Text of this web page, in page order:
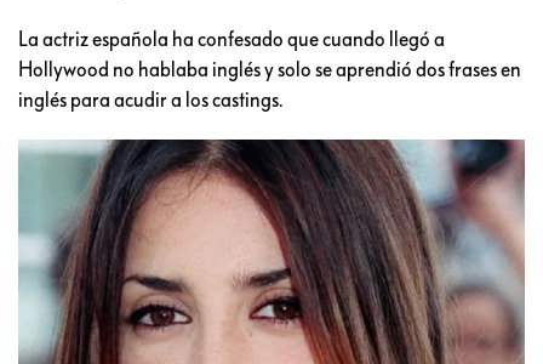
La actriz española ha confesado que cuando llegó a
Hollywood no hablaba inglés y solo se aprendió dos frases en
inglés para acudir a los castings.